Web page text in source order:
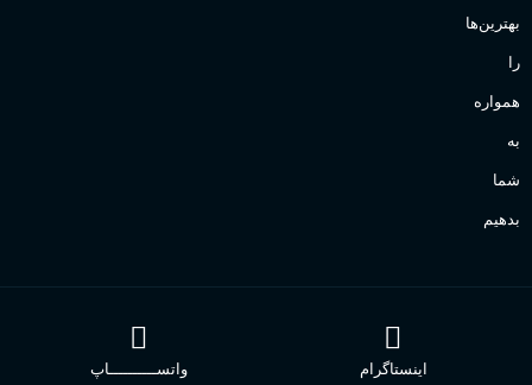
بهترین‌ها
را
همواره
به
شما
بدهیم
اینستاگرام واتســــــــــاپ